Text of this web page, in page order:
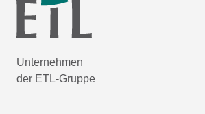
Unternehmen
der ETL-Gruppe